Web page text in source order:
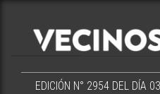
EDICIÓN N° 2954 DEL